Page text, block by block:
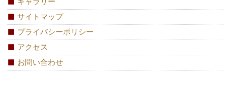
サイトマップ
プライバシーポリシー
アクセス
お問い合わせ